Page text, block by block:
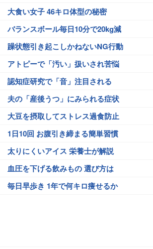
大食い女子 46キロ体型の秘密
バランスボール毎日10分で20kg減
躁状態引き起こしかねないNG行動
アトピーで「汚い」扱いされ苦悩
認知症研究で「音」注目される
夫の「産後うつ」にみられる症状
大豆を摂取してストレス過食防止
1日10回 お腹引き締まる簡単習慣
太りにくいアイス 栄養士が解説
血圧を下げる飲みもの 選び方は
毎日早歩き 1年で何キロ痩せるか